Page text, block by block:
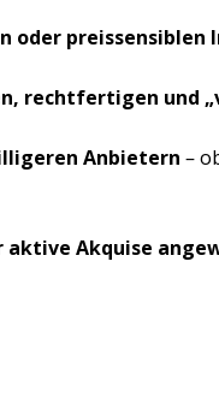
oder preissensiblen
rechtfertigen und
Anbietern –
Akquise